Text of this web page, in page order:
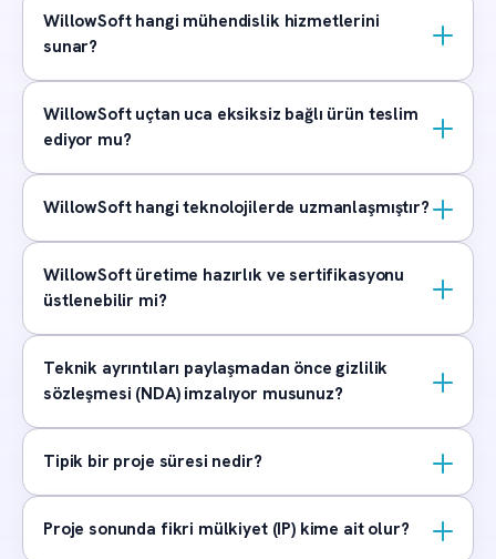
WillowSoft hangi mühendislik hizmetlerini
sunar?
WillowSoft uçtan uca eksiksiz bağlı ürün teslim
ediyor mu?
WillowSoft hangi teknolojilerde uzmanlaşmıştır?
WillowSoft üretime hazırlık ve sertifikasyonu
üstlenebilir mi?
Teknik ayrıntıları paylaşmadan önce gizlilik
sözleşmesi (NDA) imzalıyor musunuz?
Tipik bir proje süresi nedir?
Proje sonunda fikri mülkiyet (IP) kime ait olur?